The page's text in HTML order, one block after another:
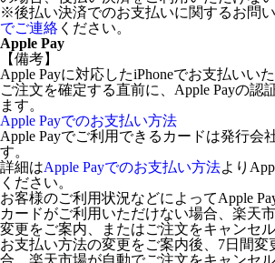
※後払い決済でのお支払いに関するお問
でご連絡 ください。
Apple Pay
【備考】
Apple Payに対応したiPhoneでお支払いい
ご注文を確定する直前に、Apple Payの認
ます。
Apple Payでのお支払い方法
Apple Payでご利用できるカードは発行会
す。
詳細はApple Payでのお支払い方法より
ください。
お客様のご利用状況などによってApple
カードがご利用いただけない場合、楽天
変更をご案内、またはご注文をキャンセル
お支払い方法の変更をご案内後、7日間変
合、楽天市場が自動でご注文をキャンセル